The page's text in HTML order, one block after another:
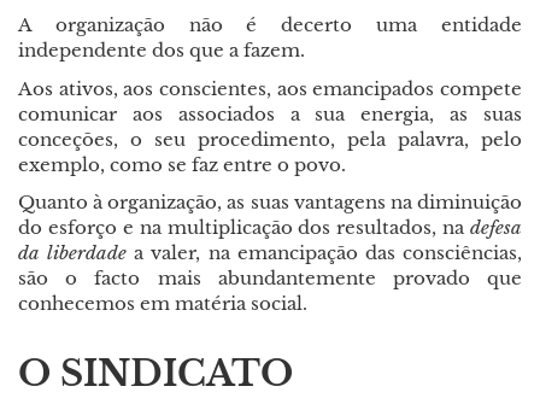
A organização não é decerto uma entidade
independente dos que a fazem.
Aos ativos, aos conscientes, aos emancipados compete
comunicar aos associados a sua energia, as suas
conceções, o seu procedimento, pela palavra, pelo
exemplo, como se faz entre o povo.
Quanto à organização, as suas vantagens na diminuição
do esforço e na multiplicação dos resultados, na defesa
da liberdade a valer, na emancipação das consciências,
são o facto mais abundantemente provado que
conhecemos em matéria social.
O SINDICATO